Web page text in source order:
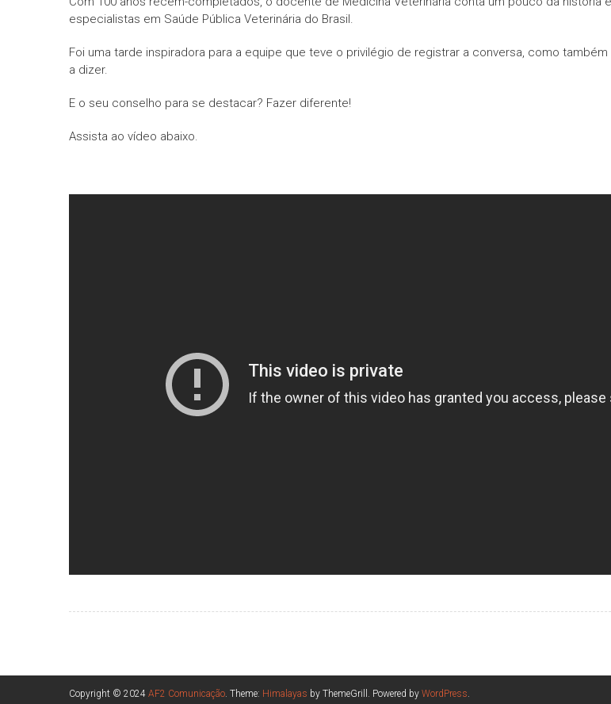
especialistas em Saúde Pública Veterinária do Brasil.
Foi uma tarde inspiradora para a equipe que teve o privilégio de registrar a conversa, como
a dizer.
E o seu conselho para se destacar? Fazer diferente!
Assista ao vídeo abaixo.
Copyright © 2024 AF2 Comunicação. Theme: Himalayas by ThemeGrill. Powered by WordPress.